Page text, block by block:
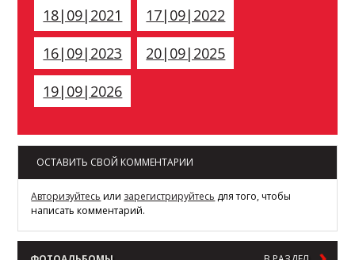
18|09|2021
17|09|2022
16|09|2023
20|09|2025
19|09|2026
ОСТАВИТЬ СВОЙ КОММЕНТАРИИ
Авторизуйтесь или зарегистрируйтесь для того, чтобы
написать комментарий.